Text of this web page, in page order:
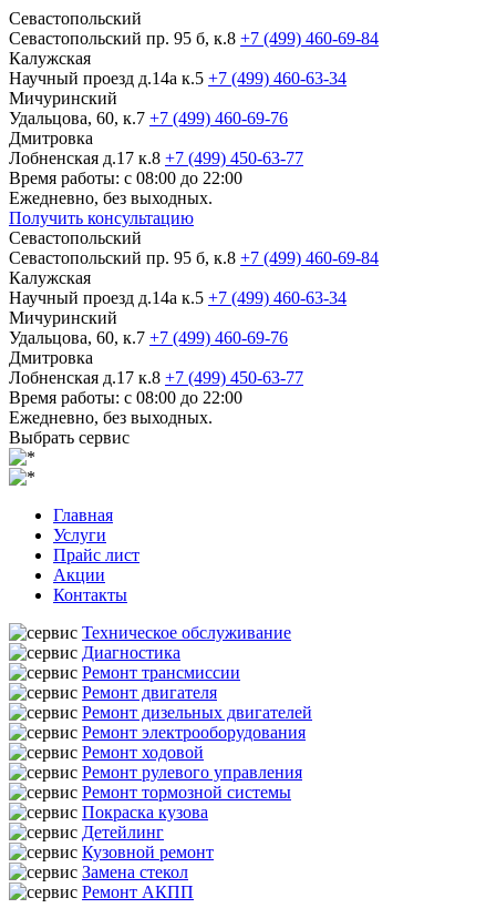
Севастопольский
Севастопольский пр. 95 б, к.8 +7 (499) 460-69-84
Калужская
Научный проезд д.14а к.5 +7 (499) 460-63-34
Мичуринский
Удальцова, 60, к.7 +7 (499) 460-69-76
Дмитровка
Лобненская д.17 к.8 +7 (499) 450-63-77
Время работы: с 08:00 до 22:00
Ежедневно, без выходных.
Получить консультацию
Севастопольский
Севастопольский пр. 95 б, к.8 +7 (499) 460-69-84
Калужская
Научный проезд д.14а к.5 +7 (499) 460-63-34
Мичуринский
Удальцова, 60, к.7 +7 (499) 460-69-76
Дмитровка
Лобненская д.17 к.8 +7 (499) 450-63-77
Время работы: с 08:00 до 22:00
Ежедневно, без выходных.
Выбрать сервис
Главная
Услуги
Прайс лист
Акции
Контакты
Техническое обслуживание
Диагностика
Ремонт трансмиссии
Ремонт двигателя
Ремонт дизельных двигателей
Ремонт электрооборудования
Ремонт ходовой
Ремонт рулевого управления
Ремонт тормозной системы
Покраска кузова
Детейлинг
Кузовной ремонт
Замена стекол
Ремонт АКПП